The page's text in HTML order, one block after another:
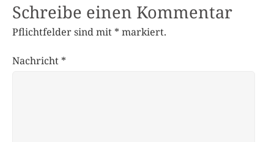
Schreibe einen Kommentar
Pflichtfelder sind mit * markiert.
Nachricht *